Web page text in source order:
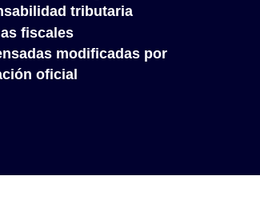
tributaria
fiscales
modificadas por
oficial